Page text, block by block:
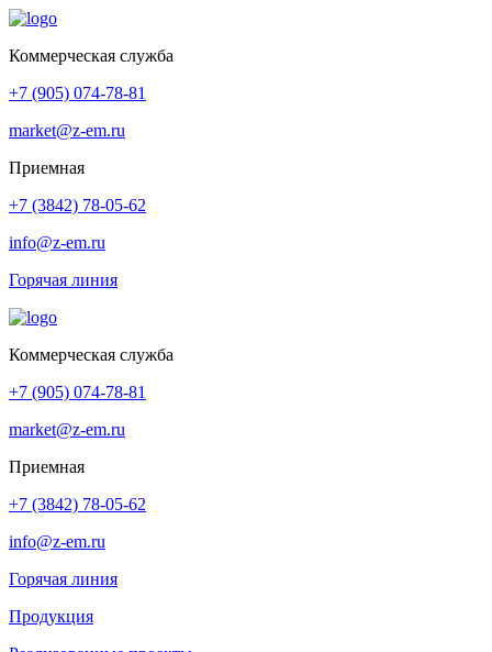
Коммерческая служба
+7 (905) 074-78-81
market@z-em.ru
Приемная
+7 (3842) 78-05-62
info@z-em.ru
Горячая линия
Коммерческая служба
+7 (905) 074-78-81
market@z-em.ru
Приемная
+7 (3842) 78-05-62
info@z-em.ru
Горячая линия
Продукция